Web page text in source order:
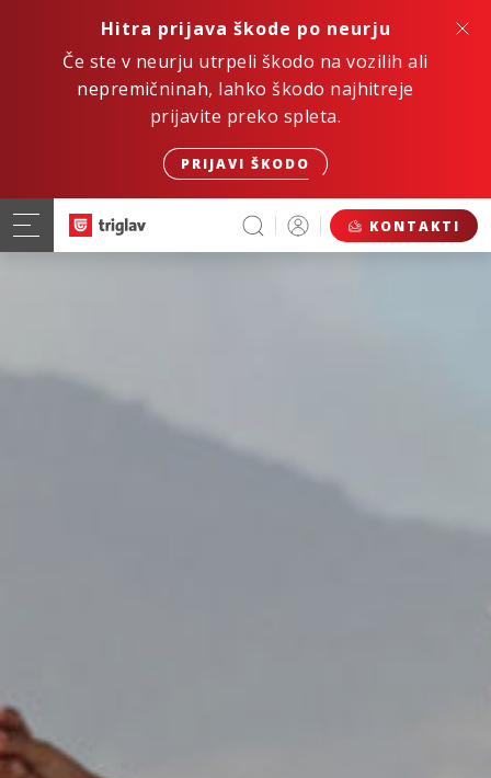
Hitra prijava škode po neurju
Če ste v neurju utrpeli škodo na vozilih ali
nepremičninah, lahko škodo najhitreje
prijavite preko spleta.
PRIJAVI ŠKODO
KONTAKTI